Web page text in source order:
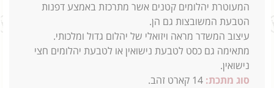
המעוטרת יהלומים קטנים אשר מתרכזת באמצע דפנות
הטבעת המשובצות גם הן.
עיצוב המשדר מראה ויזואלי של יהלום גדול ומלכותי.
מתאימה גם כסט לטבעת נישואין או לטבעת יהלומים חצי
נישואין.
סוג מתכת: 14 קארט זהב.